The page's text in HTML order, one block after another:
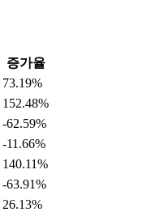
증가율
73.19%
152.48%
-62.59%
-11.66%
140.11%
-63.91%
26.13%